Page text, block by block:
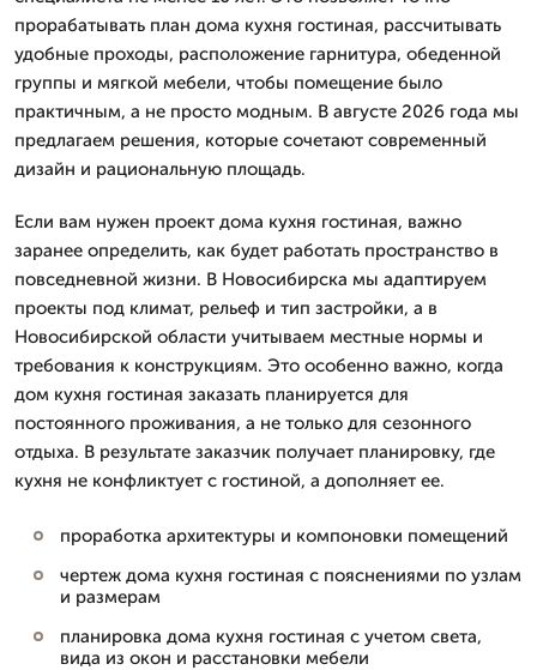
прорабатывать план дома кухня гостиная, рассчитывать
удобные проходы, расположение гарнитура, обеденной
группы и мягкой мебели, чтобы помещение было
практичным, а не просто модным. В августе 2026 года мы
предлагаем решения, которые сочетают современный
дизайн и рациональную площадь.
Если вам нужен проект дома кухня гостиная, важно
заранее определить, как будет работать пространство в
повседневной жизни. В Новосибирска мы адаптируем
проекты под климат, рельеф и тип застройки, а в
Новосибирской области учитываем местные нормы и
требования к конструкциям. Это особенно важно, когда
дом кухня гостиная заказать планируется для
постоянного проживания, а не только для сезонного
отдыха. В результате заказчик получает планировку, где
кухня не конфликтует с гостиной, а дополняет ее.
проработка архитектуры и компоновки помещений
чертеж дома кухня гостиная с пояснениями по узлам
и размерам
планировка дома кухня гостиная с учетом света,
вида из окон и расстановки мебели